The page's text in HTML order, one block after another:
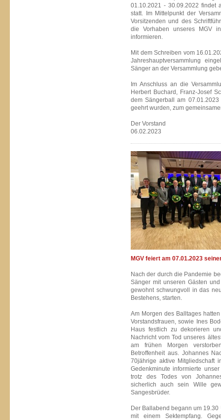
01.10.2021 - 30.09.2022 findet
statt. Im Mittelpunkt der
Vorsitzenden und des
die Vorhaben unseres MGV
informieren.
Mit dem Schreiben vom
Jahreshauptversammlung
Sänger an der Versammlung
Im Anschluss an die
Herbert Buchard, Franz-Josef
dem Sängerball am
geehrt wurden, zum
Der Vorstand
06.02.2023
MGV feiert am 07.01.2023
Nach der durch die Pandemie
Sänger mit unseren Gästen
gewohnt schwungvoll in das
Bestehens, starten.
Am Morgen des Balltages
Vorstandsfrauen, sowie Ines
Haus festlich zu dekorieren
Nachricht vom Tod unseres
am frühen Morgen
Betroffenheit aus. Johannes
70jährige aktive Mitgliedschaft
Gedenkminute informierte
trotz des Todes von
sicherlich auch sein Wille
Sangesbrüder.
Der Ballabend begann um
mit einem Sektempfang.